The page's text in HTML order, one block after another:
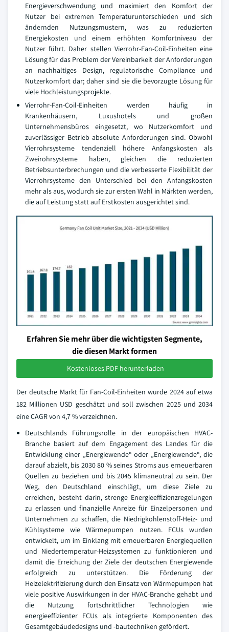
Energieverschwendung und maximiert den Komfort der
Nutzer bei extremen Temperaturunterschieden und sich
ändernden Nutzungsmustern, was zu reduzierten
Energiekosten und einem erhöhten Komfortniveau der
Nutzer führt. Daher stellen Vierrohr-Fan-Coil-Einheiten eine
Lösung für das Problem der Vereinbarkeit der Anforderungen
an nachhaltiges Design, regulatorische Compliance und
Nutzerkomfort dar; daher sind sie die bevorzugte Lösung für
viele Hochleistungsprojekte.
Vierrohr-Fan-Coil-Einheiten werden häufig in
Krankenhäusern, Luxushotels und großen
Unternehmensbüros eingesetzt, wo Nutzerkomfort und
zuverlässiger Betrieb absolute Anforderungen sind. Obwohl
Vierrohrsysteme tendenziell höhere Anfangskosten als
Zweirohrsysteme haben, gleichen die reduzierten
Betriebsunterbrechungen und die verbesserte Flexibilität der
Vierrohrsysteme den Unterschied bei den Anfangskosten
mehr als aus, wodurch sie zur ersten Wahl in Märkten werden,
die auf Leistung statt auf Erstkosten ausgerichtet sind.
Erfahren Sie mehr über die wichtigsten Segmente,
die diesen Markt formen
Kostenloses PDF herunterladen
Der deutsche Markt für Fan-Coil-Einheiten wurde 2024 auf etwa
182 Millionen USD geschätzt und soll zwischen 2025 und 2034
eine CAGR von 4,7 % verzeichnen.
Deutschlands Führungsrolle in der europäischen HVAC-
Branche basiert auf dem Engagement des Landes für die
Entwicklung einer „Energiewende“ oder „Energiewende“, die
darauf abzielt, bis 2030 80 % seines Stroms aus erneuerbaren
Quellen zu beziehen und bis 2045 klimaneutral zu sein. Der
Weg, den Deutschland einschlägt, um diese Ziele zu
erreichen, besteht darin, strenge Energieeffizienzregelungen
zu erlassen und finanzielle Anreize für Einzelpersonen und
Unternehmen zu schaffen, die Niedrigkohlenstoff-Heiz- und
Kühlsysteme wie Wärmepumpen nutzen. FCUs wurden
entwickelt, um im Einklang mit erneuerbaren Energiequellen
und Niedertemperatur-Heizsystemen zu funktionieren und
damit die Erreichung der Ziele der deutschen Energiewende
erfolgreich zu unterstützen. Die Förderung der
Heizelektrifizierung durch den Einsatz von Wärmepumpen hat
viele positive Auswirkungen in der HVAC-Branche gehabt und
die Nutzung fortschrittlicher Technologien wie
energieeffizienter FCUs als integrierte Komponenten des
Gesamtgebäudedesigns und -bautechniken gefördert.